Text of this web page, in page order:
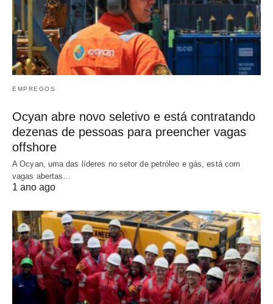
EMPREGOS
Ocyan abre novo seletivo e está contratando
dezenas de pessoas para preencher vagas
offshore
A Ocyan, uma das líderes no setor de petróleo e gás, está com
vagas abertas…
1 ano ago